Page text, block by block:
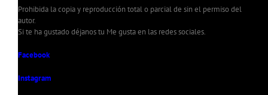
Prohibida la copia y reproducción total o parcial de sin el permiso del
autor.
Si te ha gustado déjanos tu Me gusta en las redes sociales.
Facebook
Instagram